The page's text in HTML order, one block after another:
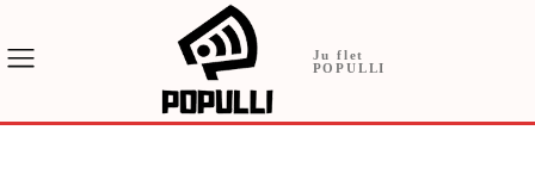
Ju flet
POPULLI